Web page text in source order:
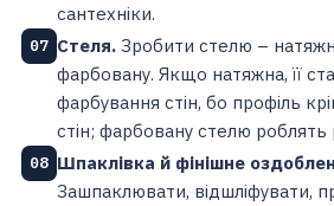
сантехніки.
07 Стеля. Зробити стелю –
фарбовану. Якщо натяжна, її
фарбування стін, бо профіль
стін; фарбовану стелю роблять
08 Шпаклівка й фінішне
Зашпаклювати, відшліфувати,